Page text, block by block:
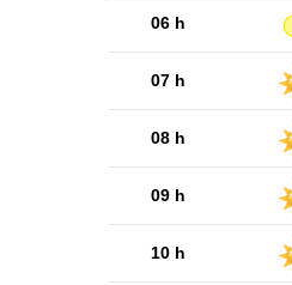
06 h
07 h
08 h
09 h
10 h